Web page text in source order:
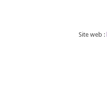
Site web :